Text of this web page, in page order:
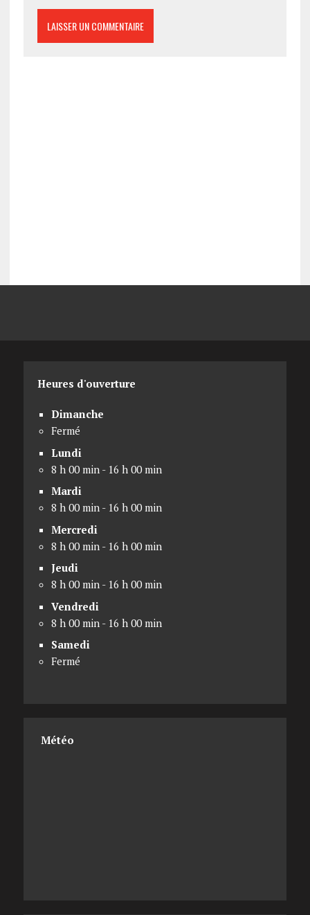
Heures d'ouverture
Dimanche
Fermé
Lundi
8 h 00 min - 16 h 00 min
Mardi
8 h 00 min - 16 h 00 min
Mercredi
8 h 00 min - 16 h 00 min
Jeudi
8 h 00 min - 16 h 00 min
Vendredi
8 h 00 min - 16 h 00 min
Samedi
Fermé
Météo